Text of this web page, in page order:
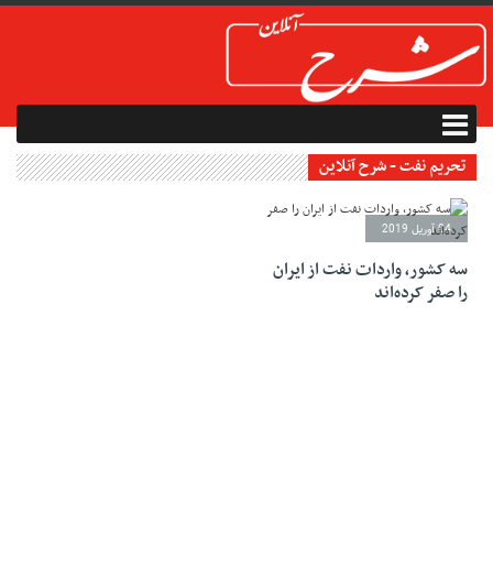
تحریم نفت - شرح آنلاین
04 آوریل 2019
سه کشور، واردات نفت از ایران
را صفر کرده‌اند